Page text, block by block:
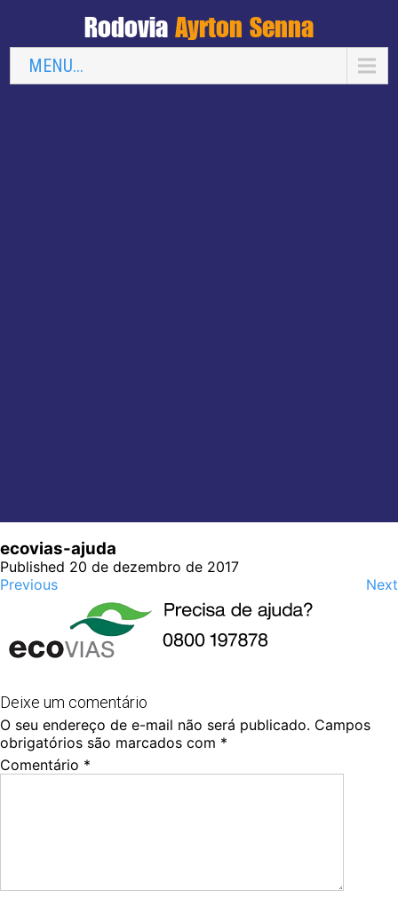
Rodovia Ayrton Senna
MENU...
ecovias-ajuda
Published 20 de dezembro de 2017
Previous
Next
Deixe um comentário
O seu endereço de e-mail não será publicado. Campos
obrigatórios são marcados com *
Comentário *